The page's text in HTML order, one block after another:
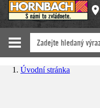
Úvodní stránka